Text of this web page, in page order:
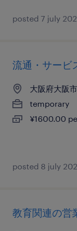
posted 7 july
流通・サービ
大阪府大阪
temporary
¥1600.00
posted 8 july
教育関連の営